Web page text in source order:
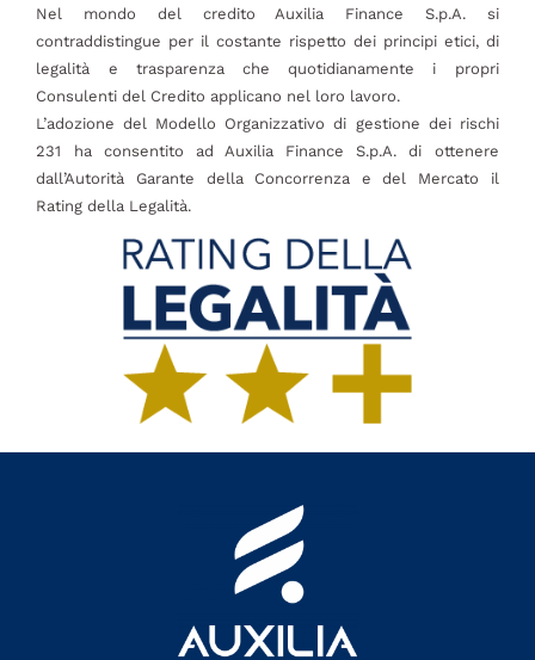
Nel mondo del credito Auxilia Finance S.p.A. si
contraddistingue per il costante rispetto dei principi etici, di
legalità e trasparenza che quotidianamente i propri
Consulenti del Credito applicano nel loro lavoro.
L’adozione del Modello Organizzativo di gestione dei rischi
231 ha consentito ad Auxilia Finance S.p.A. di ottenere
dall’Autorità Garante della Concorrenza e del Mercato il
Rating della Legalità.